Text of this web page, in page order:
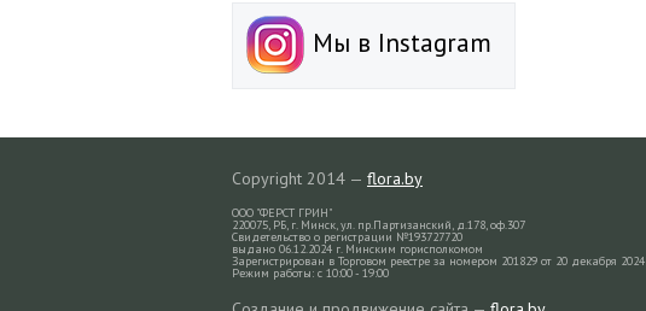
Мы в Instagram
Copyright 2014 — flora.by
ООО "ФЕРСТ ГРИН"
220075, РБ, г. Минск, ул. пр.Партизанский, д.178, оф.307
Свидетельство о регистрации №193727720
выдано 06.12.2024 г. Минским горисполкомом
Зарегистрирован в Торговом реестре за номером 201829 от 20 декабря 2024
Режим работы: с 10:00 - 19:00